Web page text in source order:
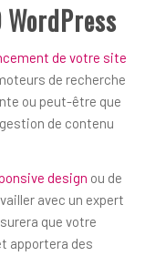
WordPress
de votre site
de recherche
ou peut-être que
de contenu
design ou de
avec un expert
que votre
apportera des